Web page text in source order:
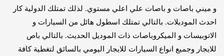
و ميني باصات و باصات علي اعلي مستوي. لذلك تمتلك الدولية كار
احدث الموديلات. بالتالي تمتلك اسطول هائل من السيارات و
الاتوبيسات و الميكروباصات ذات الموديل الحديث. بالتالي باص
للايجار وجميع انواع السيارات للايجار اليومي بالسائق لتغطية كافة